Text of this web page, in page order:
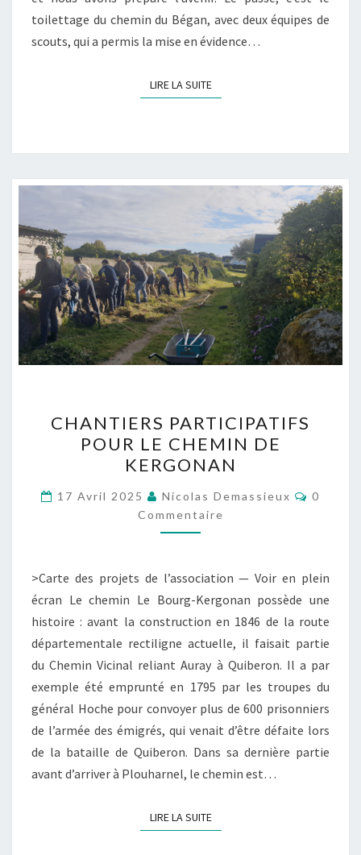
toilettage du chemin du Bégan, avec deux équipes de
scouts, qui a permis la mise en évidence…
LIRE LA SUITELIRE LA SUITE
PARTICIPATIFS
POUR
LE CHEMIN
DE
KERGONAN
CHANTIERS PARTICIPATIFS
POUR LE CHEMIN DE
KERGONAN
17 Avril 2025 Nicolas Demassieux
0
Commentaire
>Carte des projets de l’association — Voir en plein
écran Le chemin Le Bourg-Kergonan possède une
histoire : avant la construction en 1846 de la route
départementale rectiligne actuelle, il faisait partie
du Chemin Vicinal reliant Auray à Quiberon. Il a par
exemple été emprunté en 1795 par les troupes du
général Hoche pour convoyer plus de 600 prisonniers
de l’armée des émigrés, qui venait d’être défaite lors
de la bataille de Quiberon. Dans sa dernière partie
avant d’arriver à Plouharnel, le chemin est…
LIRE LA SUITELIRE LA SUITE